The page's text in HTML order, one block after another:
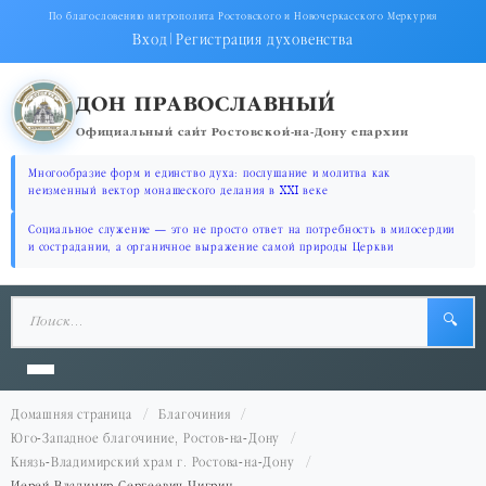
По благословению митрополита Ростовского и Новочеркасского Меркурия
Вход|Регистрация духовенства
ДОН ПРАВОСЛАВНЫЙ
Официальный сайт Ростовской-на-Дону епархии
Многообразие форм и единство духа: послушание и молитва как
неизменный вектор монашеского делания в XXI веке
Социальное служение — это не просто ответ на потребность в милосердии
и сострадании, а органичное выражение самой природы Церкви
🔍
Домашняя страница
Благочиния
Юго-Западное благочиние, Ростов-на-Дону
Князь-Владимирский храм г. Ростова-на-Дону